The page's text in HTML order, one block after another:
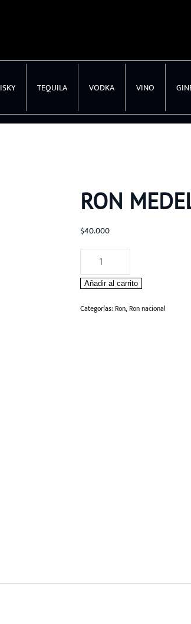
TEQUILA VODKA VINO
RON
$40.000
Medellin
8
años
Añadir al carrito
Categorías: Ron, Ron nacional